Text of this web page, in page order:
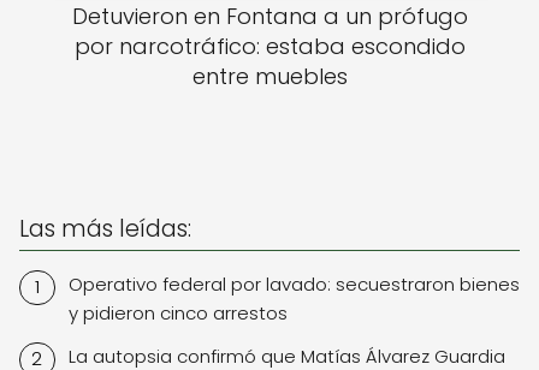
Detuvieron en Fontana a un prófugo
por narcotráfico: estaba escondido
entre muebles
Las más leídas:
Operativo federal por lavado: secuestraron bienes
y pidieron cinco arrestos
La autopsia confirmó que Matías Álvarez Guardia